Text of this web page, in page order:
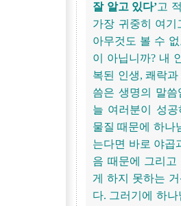
잘 알고 있다’고
가장 귀중히 여기
아무것도 볼 수
이 아닙니까? 내
복된 인생, 쾌락
씀은 생명의 말
늘 여러분이 성
물질 때문에 하나
는다면 바로 야곱
음 때문에 그리
게 하지 못하는
다. 그러기에 하